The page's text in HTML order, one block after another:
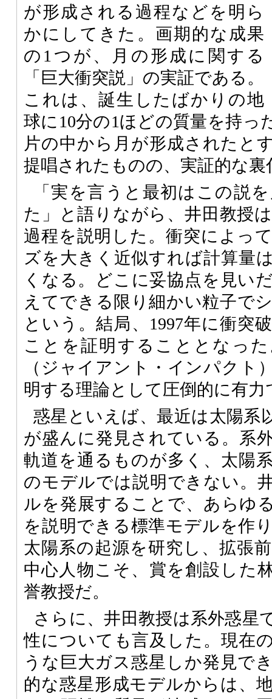
が形成される過程などを明ら
かにしてきた。画期的な成果
の1つが、月の形成に関する
「巨大衝突説」の実証である。
これは、誕生したばかりの地
球に10分の1ほどの質量を持っ
片の中から月が形成されたと
提唱されたものの、実証的な
「実を言うと最初はこの説
た」と語りながら、井田教授
過程を説明した。衝突によっ
ズを大きく近似すれば計算量
くなる。どこに妥協点を見い
えてできる限り細かい粒子で
という。結局、1997年に衝突
ことを証明することとなっ
（ジャイアント・インパクト
明する理論として圧倒的に有力
惑星といえば、最近は太陽系
が盛んに発見されている。系
軌道を通るものが多く、太陽
のモデルでは説明できない。
ルを発展することで、あらゆ
を説明できる標準モデルを作
太陽系の起源を研究し、拡張
中心人物こそ、賞を創設した
誉教授だ。
さらに、井田教授は系外惑星
性についても言及した。現在
うな巨大ガス惑星しか発見で
的な惑星形成モデルからは、